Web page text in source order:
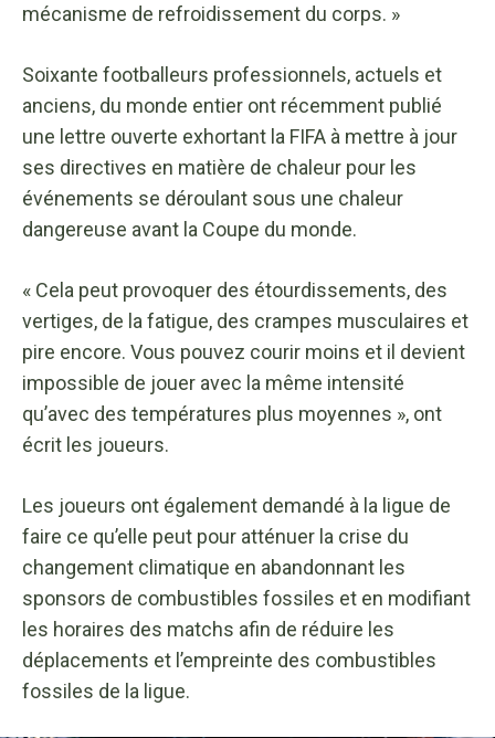
mécanisme de refroidissement du corps. »
Soixante footballeurs professionnels, actuels et
anciens, du monde entier ont récemment publié
une lettre ouverte exhortant la FIFA à mettre à jour
ses directives en matière de chaleur pour les
événements se déroulant sous une chaleur
dangereuse avant la Coupe du monde.
« Cela peut provoquer des étourdissements, des
vertiges, de la fatigue, des crampes musculaires et
pire encore. Vous pouvez courir moins et il devient
impossible de jouer avec la même intensité
qu’avec des températures plus moyennes », ont
écrit les joueurs.
Les joueurs ont également demandé à la ligue de
faire ce qu’elle peut pour atténuer la crise du
changement climatique en abandonnant les
sponsors de combustibles fossiles et en modifiant
les horaires des matchs afin de réduire les
déplacements et l’empreinte des combustibles
fossiles de la ligue.